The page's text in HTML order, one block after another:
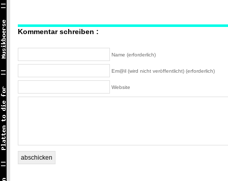
Kommentar schreiben :
Name (erforderlich)
Em@il (wird nicht veröffentlicht) (erforderlich)
Website